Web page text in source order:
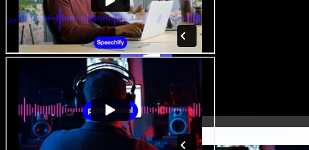
اسٹوڈیو شروع کریں